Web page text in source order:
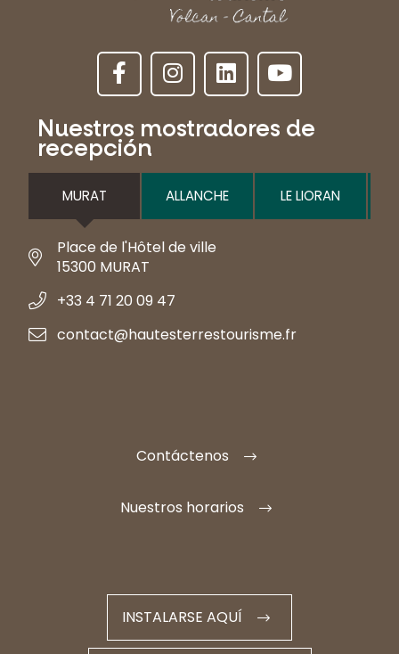
Nuestros mostradores de
recepción
MURAT ALLANCHE LE LIORAN
Place de l'Hôtel de ville
15300 MURAT
+33 4 71 20 09 47
contact@hautesterrestourisme.fr
Contáctenos
Nuestros horarios
INSTALARSE AQUÍ